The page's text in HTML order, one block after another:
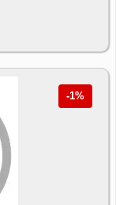
-1%